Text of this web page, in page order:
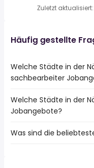
Zuletzt
Häufig gestellte
Welche Städte in der
sachbearbeiter
Städte in der Nähe
sachbearbeiter Jobs:
Lahr/Schwarzwald
Welche Städte in der
Jobangebote?
10 Städte in der Nähe
Was sind die